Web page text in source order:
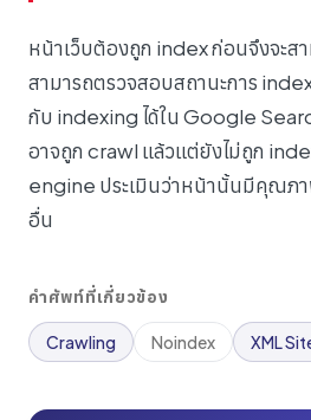
หน้าเว็บต้องถูก index ก่อนจึงจะ
สามารถตรวจสอบสถานะการ
กับ indexing ได้ใน Google
อาจถูก crawl แล้วแต่ยังไม่ถูก
engine ประเมินว่าหน้านั้นมีคุณภ
อื่น
คำศัพท์ที่เกี่ยวข้อง
Crawling Noindex XML